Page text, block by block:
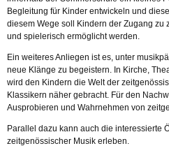
Begleitung für Kinder entwickeln und
diesem Wege soll Kindern der Zugang zu
und spielerisch ermöglicht werden.
Ein weiteres Anliegen ist es, unter
neue Klänge zu begeistern. In Kirche,
wird den Kindern die Welt der
Klassikern näher gebracht. Für den
Ausprobieren und Wahrnehmen von
Parallel dazu kann auch die interessierte
zeitgenössischer Musik erleben.